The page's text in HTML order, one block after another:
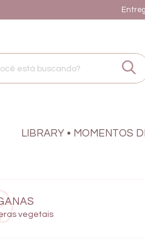
LIBRARY • MOMENTOS
vegetais